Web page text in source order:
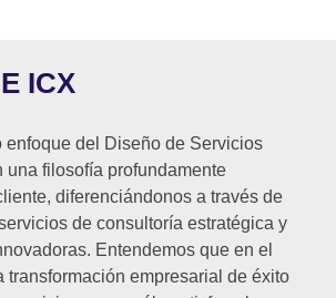
ICX
enfoque del Diseño de Servicios
una filosofía profundamente
diferenciándonos a través de
de consultoría estratégica y
Entendemos que en el
transformación empresarial de éxito